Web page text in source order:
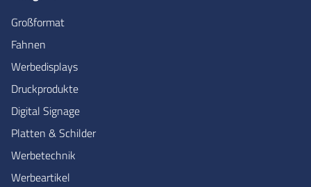
Großformat
Fahnen
Werbedisplays
Druckprodukte
Digital Signage
Platten & Schilder
Werbetechnik
Werbeartikel